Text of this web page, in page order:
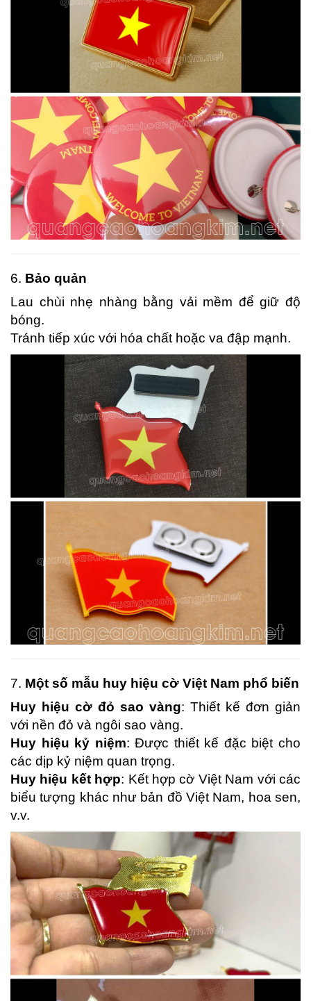
6. Bảo quản
Lau chùi nhẹ nhàng bằng vải mềm để giữ độ
bóng.
Tránh tiếp xúc với hóa chất hoặc va đập mạnh.
7. Một số mẫu huy hiệu cờ Việt Nam phổ biến
Huy hiệu cờ đỏ sao vàng: Thiết kế đơn giản
với nền đỏ và ngôi sao vàng.
Huy hiệu kỷ niệm: Được thiết kế đặc biệt cho
các dịp kỷ niệm quan trọng.
Huy hiệu kết hợp: Kết hợp cờ Việt Nam với các
biểu tượng khác như bản đồ Việt Nam, hoa sen,
v.v.